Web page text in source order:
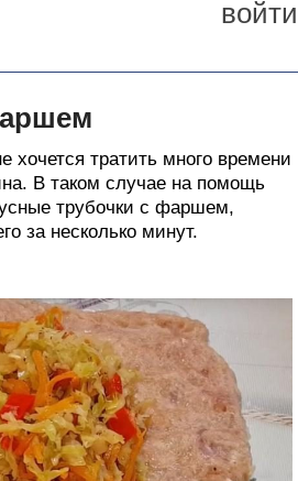
войти
хочется тратить много времени
В таком случае на помощь
трубочки с фаршем,
за несколько минут.